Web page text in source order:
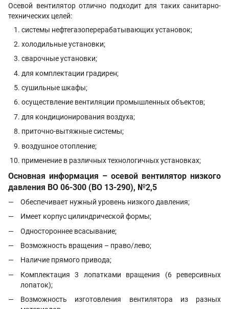
Осевой вентилятор отлично подходит для таких санитарно-
технических целей:
системы нефтегазоперерабатывающих установок;
холодильные установки;
сварочные установки;
для комплектации градирен;
сушильные шкафы;
осуществление вентиляции промышленных объектов;
для кондиционирования воздуха;
приточно-вытяжные системы;
воздушное отопление;
применение в различных технологичных установках;
Основная информация – осевой вентилятор низкого
давления ВО 06-300 (ВО 13-290), №2,5
Обеспечивает нужный уровень низкого давления;
Имеет корпус цилиндрической формы;
Одностороннее всасывание;
Возможность вращения – право/лево;
Наличие прямого привода;
Комплектация 3 лопатками вращения (6 реверсивных
лопаток);
Возможность изготовления вентилятора из разных